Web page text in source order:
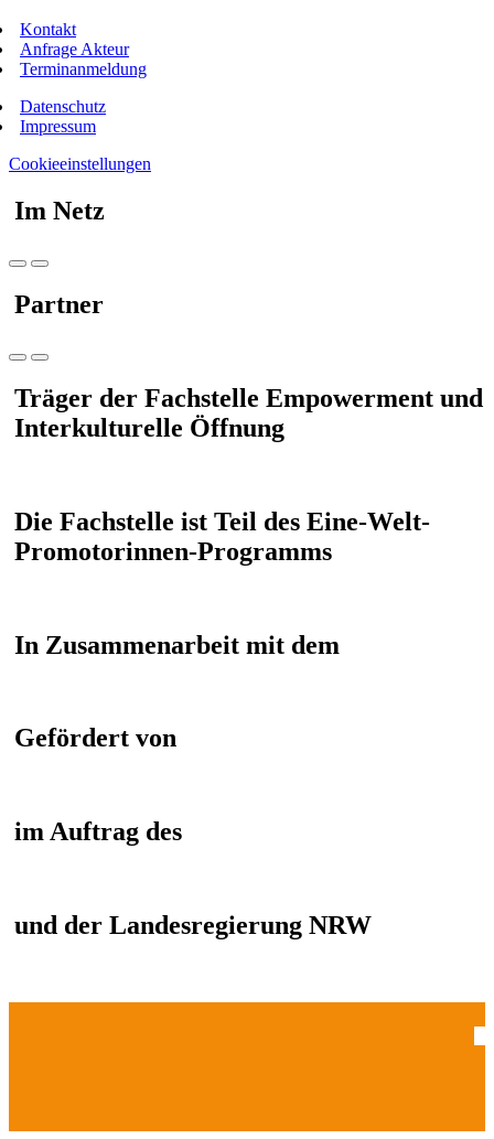
Kontakt
Anfrage Akteur
Terminanmeldung
Datenschutz
Impressum
Cookieeinstellungen
Im Netz
Partner
Träger der Fachstelle Empowerment und
Interkulturelle Öffnung
Die Fachstelle ist Teil des Eine-Welt-
Promotorinnen-Programms
In Zusammenarbeit mit dem
Gefördert von
im Auftrag des
und der Landesregierung NRW